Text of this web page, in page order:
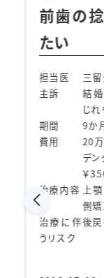
を治し
に前歯の捻
調整料）
ル矯正（表